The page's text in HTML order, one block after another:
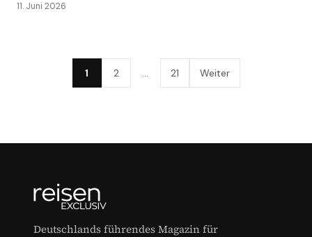
11. Juni 2026
1 2 21 Weiter
Deutschlands führendes Magazin für